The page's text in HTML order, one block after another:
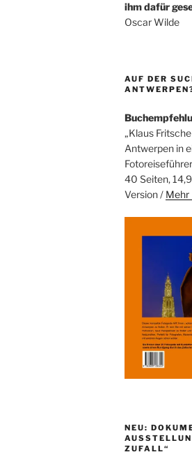
ihm dafür
Oscar Wilde
AUF DER
„Klaus
Antwerpen in
40 Seiten,
Version /
NEU:
ZUFALL“